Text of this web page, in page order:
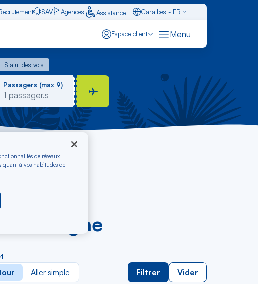
SAV Agences Assistance
Caraïbes - FR
Espace client Menu
Statut des vols
Statut des vols
Passagers (max 9)
Bologne
Aller simple Filtrer Vider
de réseaux
quant à vos habitudes de